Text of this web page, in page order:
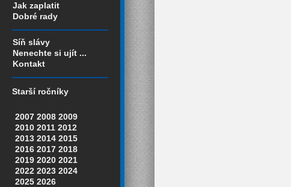
Jak zaplatit
Dobré rady
Síň slávy
Nenechte si ujít ...
Kontakt
Starší ročníky
2007 2008 2009
2010 2011 2012
2013 2014 2015
2016 2017 2018
2019 2020 2021
2022 2023 2024
2025 2026